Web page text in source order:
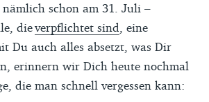
schon am 31. Juli –
dieverpflichtet sind , eine
Du auch alles absetzt, was Dir
erinnern wir Dich heute nochmal
die man schnell vergessen kann: